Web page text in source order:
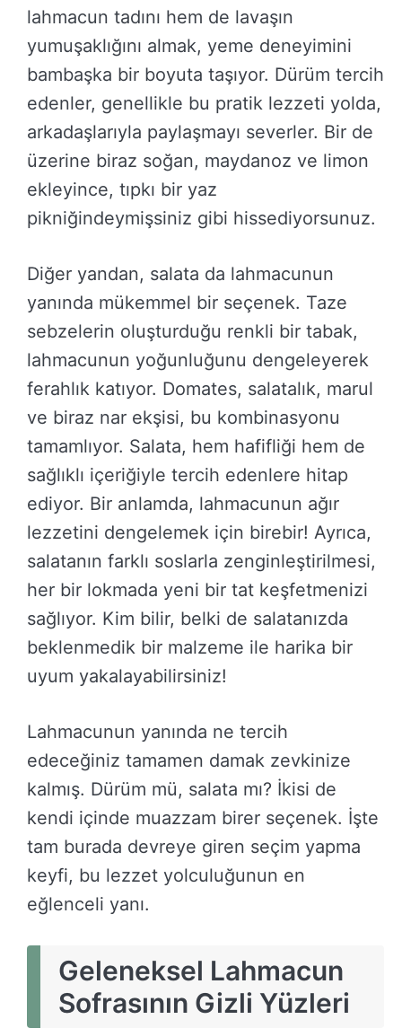
lahmacun tadını hem de lavaşın
yumuşaklığını almak, yeme deneyimini
bambaşka bir boyuta taşıyor. Dürüm tercih
edenler, genellikle bu pratik lezzeti yolda,
arkadaşlarıyla paylaşmayı severler. Bir de
üzerine biraz soğan, maydanoz ve limon
ekleyince, tıpkı bir yaz
pikniğindeymişsiniz gibi hissediyorsunuz.
Diğer yandan, salata da lahmacunun
yanında mükemmel bir seçenek. Taze
sebzelerin oluşturduğu renkli bir tabak,
lahmacunun yoğunluğunu dengeleyerek
ferahlık katıyor. Domates, salatalık, marul
ve biraz nar ekşisi, bu kombinasyonu
tamamlıyor. Salata, hem hafifliği hem de
sağlıklı içeriğiyle tercih edenlere hitap
ediyor. Bir anlamda, lahmacunun ağır
lezzetini dengelemek için birebir! Ayrıca,
salatanın farklı soslarla zenginleştirilmesi,
her bir lokmada yeni bir tat keşfetmenizi
sağlıyor. Kim bilir, belki de salatanızda
beklenmedik bir malzeme ile harika bir
uyum yakalayabilirsiniz!
Lahmacunun yanında ne tercih
edeceğiniz tamamen damak zevkinize
kalmış. Dürüm mü, salata mı? İkisi de
kendi içinde muazzam birer seçenek. İşte
tam burada devreye giren seçim yapma
keyfi, bu lezzet yolculuğunun en
eğlenceli yanı.
Geleneksel Lahmacun
Sofrasının Gizli Yüzleri